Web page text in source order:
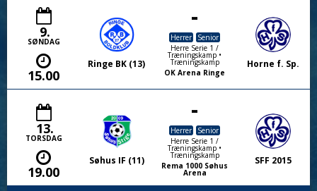
9.
SØNDAG
15.00
Ringe BK (13)
-
Herrer
Senior
Herre Serie 1 /
Træningskamp •
Træningskamp
OK Arena Ringe
Horne f. Sp.
13.
TORSDAG
19.00
Søhus IF (11)
-
Herrer
Senior
Herre Serie 1 /
Træningskamp •
Træningskamp
Rema 1000 Søhus
Arena
SFF 2015